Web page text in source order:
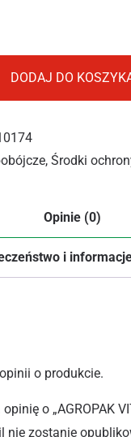
DODAJ DO
, Środki
Opinie (0)
i
o produkcie.
o „AGROPAK
nie zostanie